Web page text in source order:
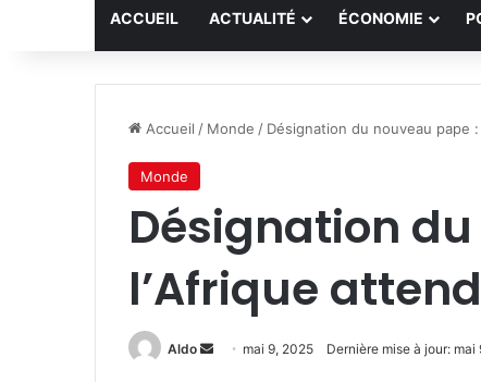
ACCUEIL ACTUALITÉ ÉCONOMIE
Accueil / Monde / Désignation du nouveau pape
Monde
Désignation
l’Afrique
Aldo
Envoyermai 9, 2025 Dernière mise à jour: mai